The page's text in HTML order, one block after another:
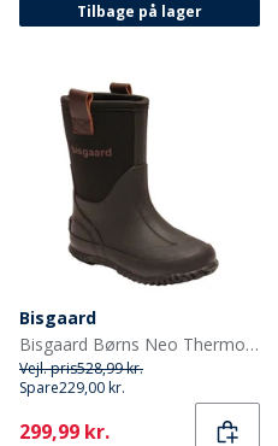
Tilbage på lager
Bisgaard
Bisgaard Børns Neo Thermo Gummistøvler Sort
Vejl. pris528,99 kr.
Spare229,00 kr.
Current
299,99 kr.